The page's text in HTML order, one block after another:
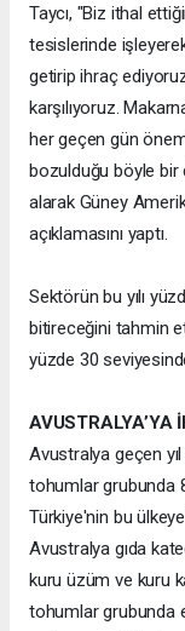
Taycı, "Biz ithal
tesislerinde
getirip ihraç
karşılıyoruz.
her geçen gün
bozulduğu böyle
alarak Güney
açıklamasını yaptı.
Sektörün bu yılı
bitireceğini tahmin
yüzde 30
AVUSTRALYA’YA
Avustralya geçen
tohumlar grubunda
Türkiye'nin bu
Avustralya gıda
kuru üzüm ve kuru
tohumlar grubunda